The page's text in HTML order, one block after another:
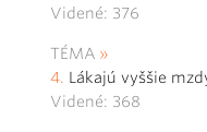
Videné: 376
TÉMA
Lákajú vyššie
Videné: 368